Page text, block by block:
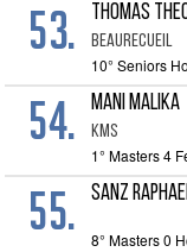
53. THOMAS
BEAURECUEIL
10° Seniors
54. MANI MALIKA
KMS
1° Masters 4
55. SANZ
8° Masters 0